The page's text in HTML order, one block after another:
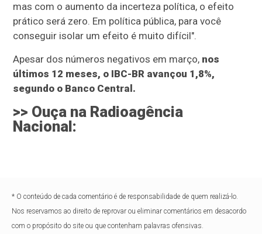
mas com o aumento da incerteza política, o efeito
prático será zero. Em política pública, para você
conseguir isolar um efeito é muito difícil".
Apesar dos números negativos em março, nos
últimos 12 meses, o IBC-BR avançou 1,8%,
segundo o Banco Central.
>> Ouça na Radioagência
Nacional:
* O conteúdo de cada comentário é de responsabilidade de quem realizá-lo.
Nos reservamos ao direito de reprovar ou eliminar comentários em desacordo
com o propósito do site ou que contenham palavras ofensivas.